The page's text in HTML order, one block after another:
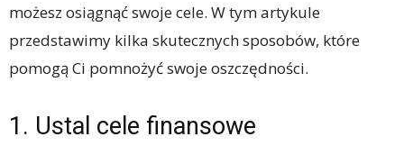
możesz osiągnąć swoje cele. W tym artykule
przedstawimy kilka skutecznych sposobów, które
pomogą Ci pomnożyć swoje oszczędności.
1. Ustal cele finansowe